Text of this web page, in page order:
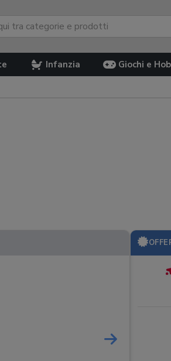
Infanzia Giochi e